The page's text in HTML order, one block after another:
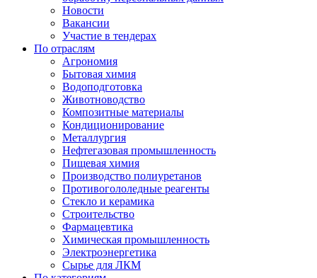
Новости
Вакансии
Участие в тендерах
По отраслям
Агрономия
Бытовая химия
Водоподготовка
Животноводство
Композитные материалы
Кондиционирование
Металлургия
Нефтегазовая промышленность
Пищевая химия
Производство полиуретанов
Противогололедные реагенты
Стекло и керамика
Строительство
Фармацевтика
Химическая промышленность
Электроэнергетика
Сырье для ЛКМ